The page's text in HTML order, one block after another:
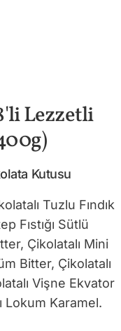
Lezzetli
Kutusu
Tuzlu Fındık
Fıstığı Sütlü
Çikolatalı Mini
Bitter, Çikolatalı
Vişne Ekvator
Lokum Karamel.